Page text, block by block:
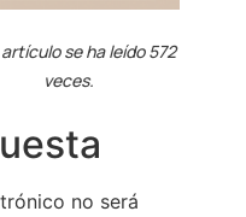
se ha leído 572
veces.
no será